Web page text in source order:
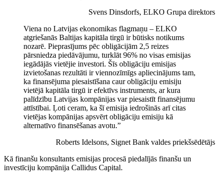
Svens Dinsdorfs, ELKO Grupa direktors
Viena no Latvijas ekonomikas flagmaņu – ELKO
atgriešanās Baltijas kapitāla tirgū ir būtisks notikums
nozarē. Pieprasījums pēc obligācijām 2,5 reizes
pārsniedza piedāvājumu, turklāt 96% no visas emisijas
iegādājās vietējie investori. Šīs obligāciju emisijas
izvietošanas rezultāti ir viennozīmīgs apliecinājums tam,
ka finansējuma piesaistīšana caur obligāciju emisiju
vietējā kapitāla tirgū ir efektīvs instruments, ar kura
palīdzību Latvijas kompānijas var piesaistīt finansējumu
attīstībai. Ļoti ceram, ka šī emisija iedrošinās arī citas
vietējas kompānijas apsvērt obligāciju emisiju kā
alternatīvo finansēšanas avotu.”
Roberts Idelsons, Signet Bank valdes priekšsēdētājs
Kā finanšu konsultants emisijas procesā piedalījās finanšu un
investīciju kompānija Callidus Capital.